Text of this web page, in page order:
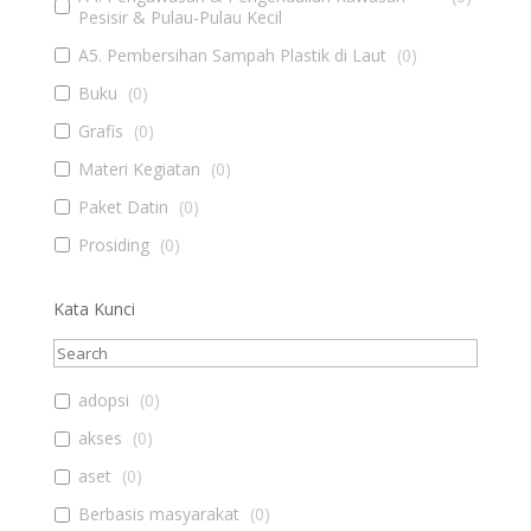
Pesisir & Pulau-Pulau Kecil
A5. Pembersihan Sampah Plastik di Laut (0)
Buku (0)
Grafis (0)
Materi Kegiatan (0)
Paket Datin (0)
Prosiding (0)
Kata Kunci
adopsi (0)
akses (0)
aset (0)
Berbasis masyarakat (0)